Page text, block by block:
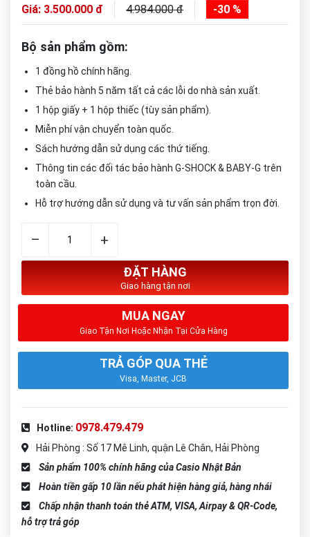
Giá: 3.500.000 đ 4.984.000 đ -30 %
Bộ sản phẩm gồm:
1 đồng hồ chính hãng.
Thẻ bảo hành 5 năm tất cả các lỗi do nhà sản xuất.
1 hộp giấy + 1 hộp thiếc (tùy sản phẩm).
Miễn phí vận chuyển toàn quốc.
Sách hướng dẫn sử dụng các thứ tiếng.
Thông tin các đối tác bảo hành G-SHOCK & BABY-G trên
toàn cầu.
Hỗ trợ hướng dẫn sử dụng và tư vấn sản phẩm trọn đời.
– +
ĐẶT HÀNG
Giao hàng tận nơi
MUA NGAY
Giao Tận Nơi Hoặc Nhận Tại Cửa Hàng
TRẢ GÓP QUA THẺ
Visa, Master, JCB
Hotline: 0978.479.479
Hải Phòng : Số 17 Mê Linh, quận Lê Chân, Hải Phòng
Sản phẩm 100% chính hãng của Casio Nhật Bản
Hoàn tiền gấp 10 lần nếu phát hiện hàng giả, hàng nhái
Chấp nhận thanh toán thẻ ATM, VISA, Airpay & QR-Code,
hỗ trợ trả góp